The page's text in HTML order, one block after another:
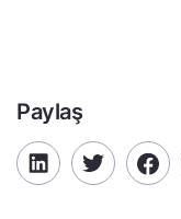
Paylaş